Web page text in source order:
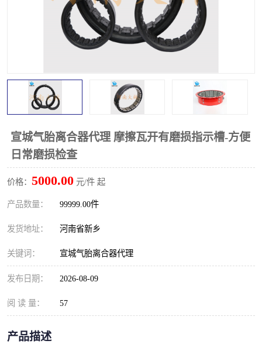
宣城气胎离合器代理 摩擦瓦开有磨损指示槽-方便
日常磨损检查
价格： 5000.00 元/件 起
产品数量： 99999.00件
发货地址： 河南省新乡
关键词： 宣城气胎离合器代理
发布日期： 2026-08-09
阅 读 量： 57
产品描述
实芯轮胎
联轴器